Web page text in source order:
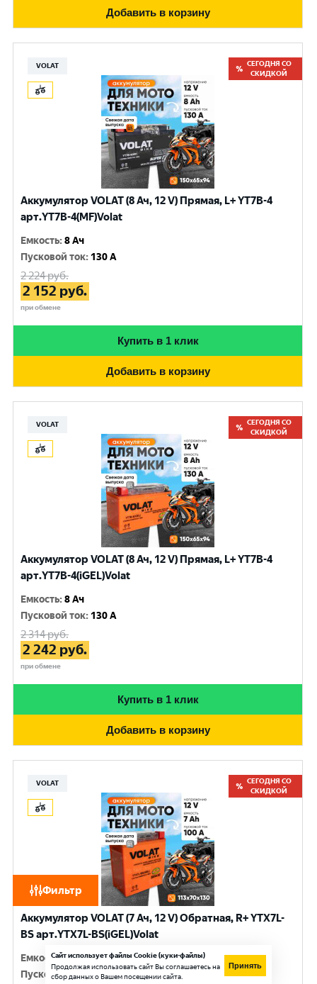
Фильтр
Добавить в корзину
VOLAT
СЕГОДНЯ СО
СКИДКОЙ
Аккумулятор VOLAT (8 Ач, 12 V) Прямая, L+ YT7B-4
арт.YT7B-4(MF)Volat
Емкость:8 Ач
Пусковой ток: 130 A
2 224руб.
2 152 руб.
при обмене
Купить в 1 клик
Добавить в корзину
VOLAT
СЕГОДНЯ СО
СКИДКОЙ
Аккумулятор VOLAT (8 Ач, 12 V) Прямая, L+ YT7B-4
арт.YT7B-4(iGEL)Volat
Емкость:8 Ач
Пусковой ток: 130 A
2 314руб.
2 242 руб.
при обмене
Купить в 1 клик
Добавить в корзину
VOLAT
СЕГОДНЯ СО
СКИДКОЙ
Аккумулятор VOLAT (7 Ач, 12 V) Обратная, R+ YTX7L-
BS арт.YTX7L-BS(iGEL)Volat
Емкость:7 Ач
Пусковой ток:100 A
Сайт использует файлы Cookie (куки-файлы)
Продолжая использовать сайт Вы соглашаетесь на
сбор данных о Вашем посещении сайта.
Принять